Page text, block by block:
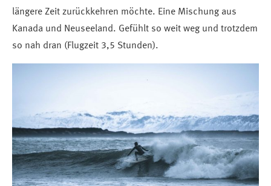
längere Zeit zurückkehren möchte. Eine Mischung aus
Kanada und Neuseeland. Gefühlt so weit weg und trotzdem
so nah dran (Flugzeit 3,5 Stunden).